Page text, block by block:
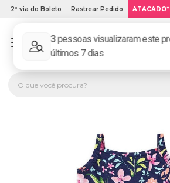
2ª via do Boleto Rastrear Pedido ATACADO*
PLATINUM KIDS: LOJA DE ROUPA